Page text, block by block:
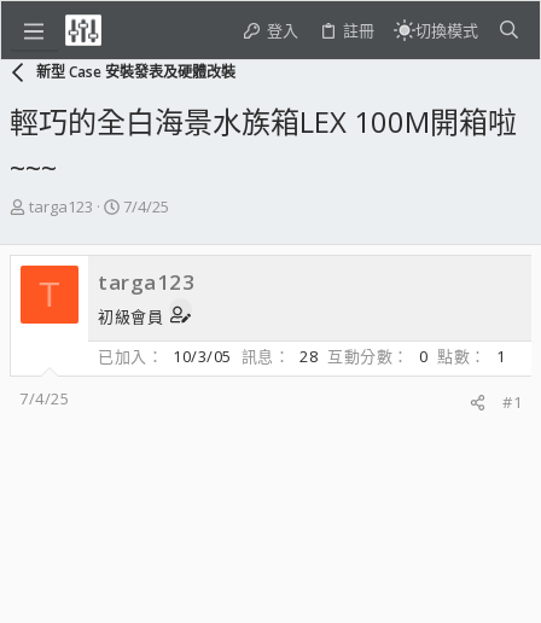
登入 註冊 切換模式
新型 Case 安裝發表及硬體改裝
輕巧的全白海景水族箱LEX 100M開箱啦
~~~
主
發
起
targa123
開
日
期
7/4/25
T targa123
初級會員
已加入
10/3/05 訊息 28 互動分數 0 點數
1
7/4/25
#1